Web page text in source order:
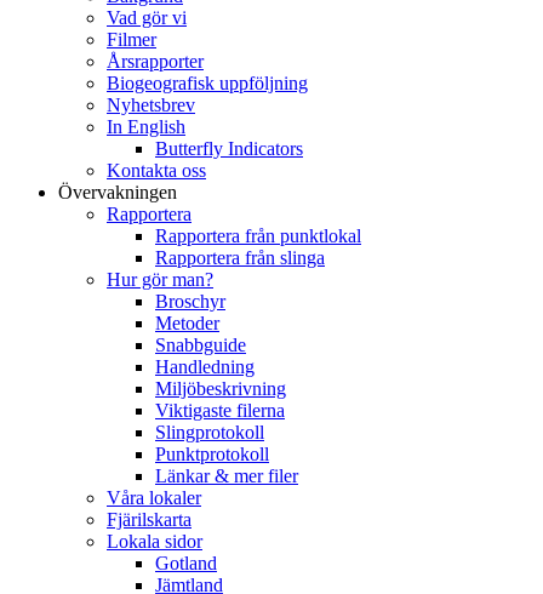
Vad gör vi
Filmer
Årsrapporter
Biogeografisk uppföljning
Nyhetsbrev
In English
Butterfly Indicators
Kontakta oss
Övervakningen
Rapportera
Rapportera från punktlokal
Rapportera från slinga
Hur gör man?
Broschyr
Metoder
Snabbguide
Handledning
Miljöbeskrivning
Viktigaste filerna
Slingprotokoll
Punktprotokoll
Länkar & mer filer
Våra lokaler
Fjärilskarta
Lokala sidor
Gotland
Jämtland